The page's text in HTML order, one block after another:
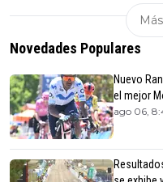
Novedades Populares
Nuevo
el mejor
ago 06,